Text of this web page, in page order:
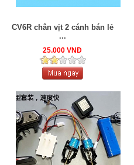
CV6R chân vịt 2 cánh bán lẻ
...
25.000 VNĐ